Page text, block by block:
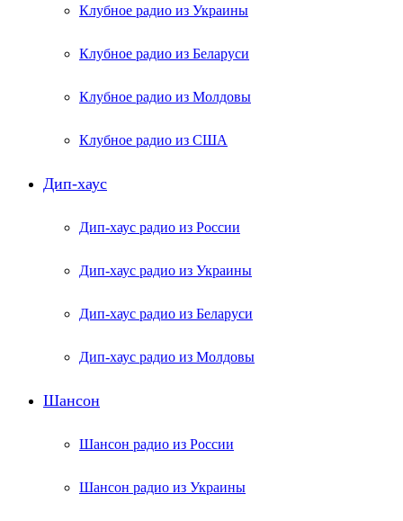
Клубное радио из Украины
Клубное радио из Беларуси
Клубное радио из Молдовы
Клубное радио из США
Дип-хаус
Дип-хаус радио из России
Дип-хаус радио из Украины
Дип-хаус радио из Беларуси
Дип-хаус радио из Молдовы
Шансон
Шансон радио из России
Шансон радио из Украины